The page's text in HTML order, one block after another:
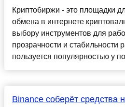
Криптобиржи - это площадки
обмена в интернете
выбору инструментов для
прозрачности и стабильности
пользуется популярностью у
Binance соберёт средства